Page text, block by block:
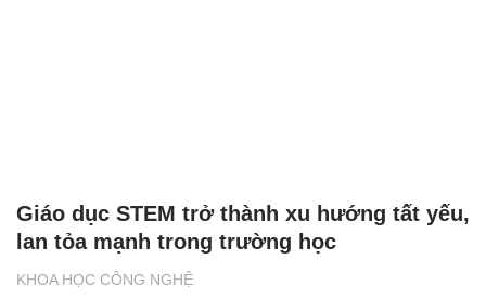
KHOA HỌC CÔNG NGHỆ
Giáo dục STEM trở thành xu hướng tất yếu,
lan tỏa mạnh trong trường học